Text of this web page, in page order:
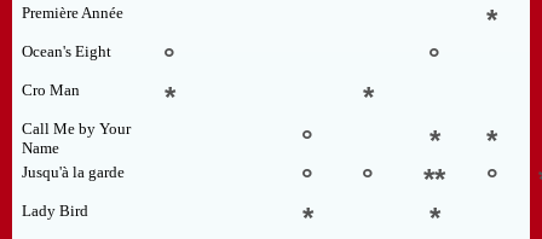
Première Année *
Ocean's Eight ° °
Cro Man * *
Call Me by Your
Name
° * *
Jusqu'à la garde ° ° ** °
Lady Bird * *